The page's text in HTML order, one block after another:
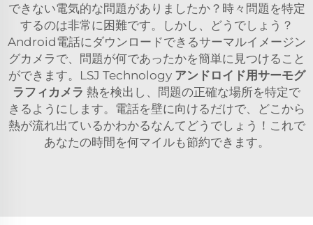
できない電気的な問題がありましたか？時々問題を特定
するのは非常に困難です。しかし、どうでしょう？
Android電話にダウンロードできるサーマルイメージン
グカメラで、問題が何であったかを簡単に見つけること
ができます。LSJ Technology アンドロイド用サーモグ
ラフィカメラ 熱を検出し、問題の正確な場所を特定で
きるようにします。電話を壁に向けるだけで、どこから
熱が流れ出ているかわかるなんてどうでしょう！これで
あなたの時間を何マイルも節約できます。